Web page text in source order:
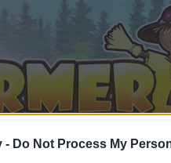
- Do Not Process My